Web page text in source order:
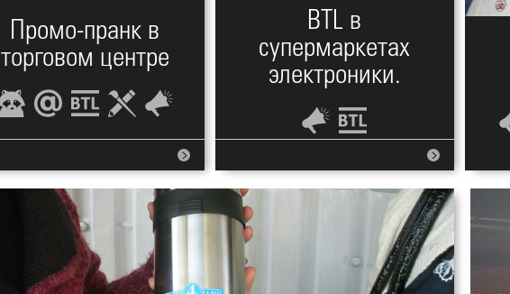
Промо-пранк в
торговом центре
BTL в
супермаркетах
электроники.